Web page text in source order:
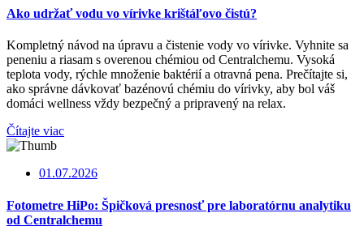
Ako udržať vodu vo vírivke krištáľovo čistú?
Kompletný návod na úpravu a čistenie vody vo vírivke. Vyhnite sa
peneniu a riasam s overenou chémiou od Centralchemu. Vysoká
teplota vody, rýchle množenie baktérií a otravná pena. Prečítajte si,
ako správne dávkovať bazénovú chémiu do vírivky, aby bol váš
domáci wellness vždy bezpečný a pripravený na relax.
Čítajte viac
01.07.2026
Fotometre HiPo: Špičková presnosť pre laboratórnu analytiku
od Centralchemu